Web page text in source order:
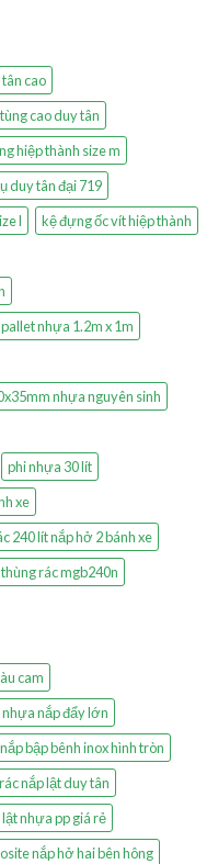
cao
cao duy tân
hiệp thành size m
duy tân đại 719
l
kệ đựng ốc vít hiệp thành
pallet nhựa 1.2m x 1m
nhựa nguyên sinh
phi nhựa 30 lít
xe
240 lít nắp hở 2 bánh xe
thùng rác mgb240n
cam
nắp đẩy lớn
bập bênh inox hình tròn
nắp lật duy tân
nhựa pp giá rẻ
nắp hở hai bên hông